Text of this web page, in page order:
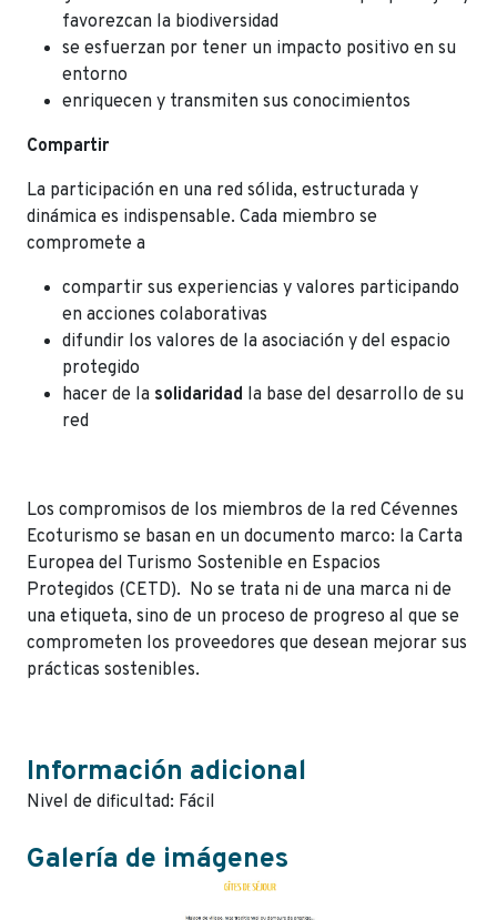
favorezcan la biodiversidad
se esfuerzan por tener un impacto positivo en su
entorno
enriquecen y transmiten sus conocimientos
Compartir
La participación en una red sólida, estructurada y
dinámica es indispensable. Cada miembro se
compromete a
compartir sus experiencias y valores participando
en acciones colaborativas
difundir los valores de la asociación y del espacio
protegido
hacer de la solidaridad la base del desarrollo de su
red
Los compromisos de los miembros de la red Cévennes
Ecoturismo se basan en un documento marco: la Carta
Europea del Turismo Sostenible en Espacios
Protegidos (CETD). No se trata ni de una marca ni de
una etiqueta, sino de un proceso de progreso al que se
comprometen los proveedores que desean mejorar sus
prácticas sostenibles.
Información adicional
Nivel de dificultad: Fácil
Galería de imágenes